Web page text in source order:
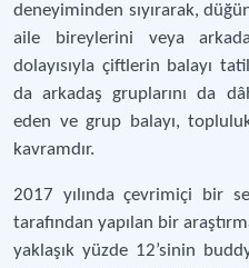
deneyiminden sıyırarak,
aile bireylerini veya
dolayısıyla çiftlerin balayı
da arkadaş gruplarını da
eden ve grup balayı,
kavramdır.
2017 yılında çevrimiçi bir
tarafından yapılan bir
yaklaşık yüzde 12’sinin